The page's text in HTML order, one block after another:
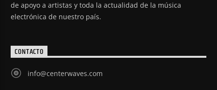
de apoyo a artistas y toda la actualidad de la música
electrónica de nuestro país.
CONTACTO
info@centerwaves.com